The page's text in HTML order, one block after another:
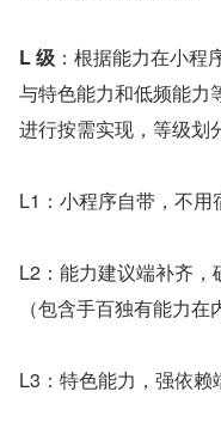
L 级 ：根据能力在小程
与特色能力和低频能力
进行按需实现，等级划
L1：小程序自带，不用
L2：能力建议端补齐
（包含手百独有能力在
L3：特色能力，强依赖